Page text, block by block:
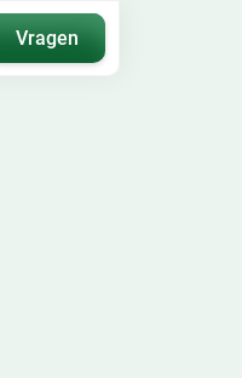
Vragen